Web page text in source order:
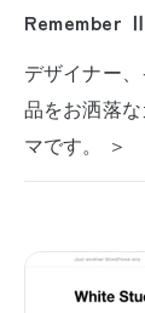
Remember Ⅱ
デザイナー
品をお洒落
マです。 ＞